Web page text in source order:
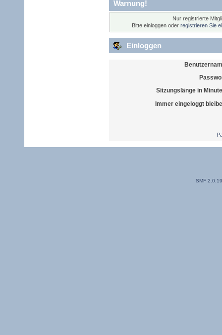
Warnung!
Nur registrierte
Bitte einloggen oder registrieren Sie
Einloggen
Sitzungslänge in
Immer eingeloggt
SMF 2.0.19